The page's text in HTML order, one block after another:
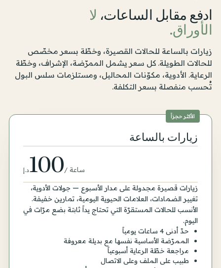
ادفع مقابل الساعات، لا
الأوراق.
زيارات بالساعة للحالات القصيرة، وخطّة بسعر مخصّص
للحالات الطويلة. كل سعر يشمل الممرّضة، الإشراف، وخطّة
الرعاية. الأدوية، مكوّنات المحاليل، ومستلزمات سلس البول
تُحسب منفصلة بسعر التكلفة.
الأكثر حجزاً
زيارات بالساعة
د.إ100/ساعة
زيارات قصيرة مجدولة على مدار الأسبوع — جولات الأدوية،
تغيير الضمادات، العلامات الحيوية اليومية، تمارين خفيفة.
الأنسب للحالات المستقرّة التي تحتاج يداً ثابتة بضع مرّات في
اليوم.
حدّ أدنى 4 ساعات يومياً
الممرّضة الأساسية نفسها مع بديلة معروفة
مراجعة خطّة الرعاية أسبوعياً
طبيب على الملف وعلى الاتصال